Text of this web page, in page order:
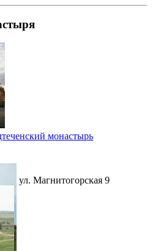
монастырь
ул. Магнитогорская 9